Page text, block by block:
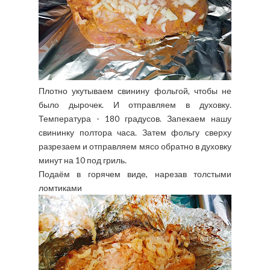
Плотно укутываем свинину фольгой, чтобы не
было дырочек. И отправляем в духовку.
Температура - 180 градусов. Запекаем нашу
свининку полтора часа. Затем фольгу сверху
разрезаем и отправляем мясо обратно в духовку
минут на 10 под гриль.
Подаём в горячем виде, нарезав толстыми
ломтиками